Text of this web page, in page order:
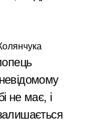
не має, і